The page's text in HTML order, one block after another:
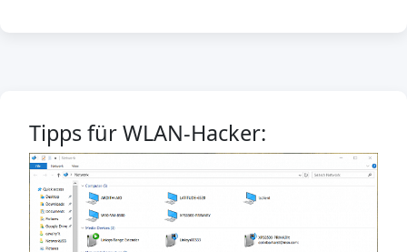
Tipps für WLAN-Hacker: